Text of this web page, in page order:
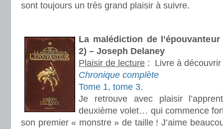
sont toujours un très grand plaisir à suivre.
La malédiction de
2) – Joseph Delaney
Plaisir de lecture : Livre à découvrir
Chronique complète
Tome 1, tome 3.
Je retrouve avec plaisir
deuxième volet… qui commence
son premier « monstre » de taille ! J’aime